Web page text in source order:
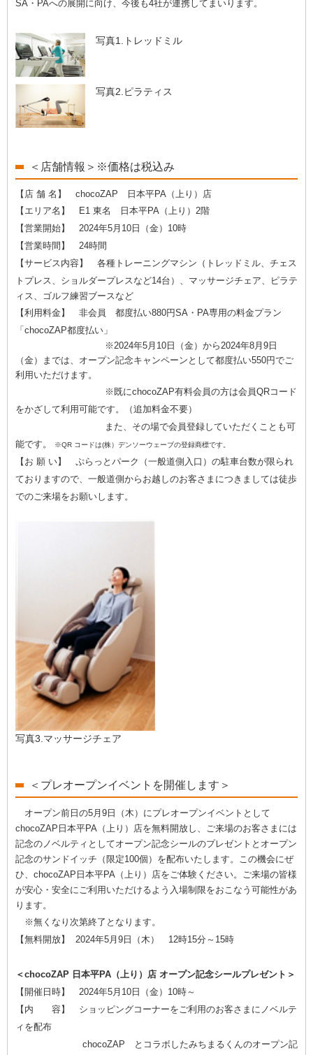
SA・PAへの展開に向け、今後も4社が連携してまいります。
写真1.トレッドミル
写真2.ピラティス
＜店舗情報＞※価格は税込み
【店 舗 名】 chocoZAP 日本平PA（上り）店
【エリア名】 E1 東名 日本平PA（上り）2階
【営業開始】 2024年5月10日（金）10時
【営業時間】 24時間
【サービス内容】 各種トレーニングマシン（トレッドミル、チェス
トプレス、 ショルダープレスなど14台）、 マッサージチェア、ピラテ
ィス、 ゴルフ練習ブースなど
【利用料金】 非会員 都度払い880円SA・PA専用の料金プラン
「chocoZAP都度払い」
※2024年5月10日（金）から2024年8月9日
（金）までは、オープン記念キャンペーンとして都度払い550円でご
利用いただけます。
※既にchocoZAP有料会員の方は会員QRコード
をかざして利用可能です。（追加料金不要）
また、その場で会員登録していただくことも可
能です。
※QR コードは(株）デンソーウェーブの登録商標です。
【お 願 い】 ぷらっとパーク（一般道側入口）の駐車台数が限られ
ておりますので、一般道側からお越しのお客さまにつきましては徒歩
でのご来場をお願いします。
写真3.マッサージチェア
＜プレオープンイベントを開催します＞
オープン前日の5月9日（木）にプレオープンイベントとして
chocoZAP日本平PA（上り）店を無料開放し、ご来場のお客さまには
記念のノベルティとしてオープン記念シールのプレゼントとオープン
記念のサンドイッチ（限定100個）を配布いたします。この機会にぜ
ひ、chocoZAP日本平PA（上り）店をご体験ください。ご来場の皆様
が安心・安全にご利用いただけるよう入場制限をおこなう可能性があ
ります。
※無くなり次第終了となります。
【無料開放】 2024年5月9日（木） 12時15分～15時
＜chocoZAP 日本平PA（上り）店 オープン記念シールプレゼント＞
【開催日時】 2024年5月10日（金）10時～
【内 容】 ショッピングコーナーをご利用のお客さまにノベルテ
ィを配布
chocoZAP とコラボしたみちまるくんのオープン記